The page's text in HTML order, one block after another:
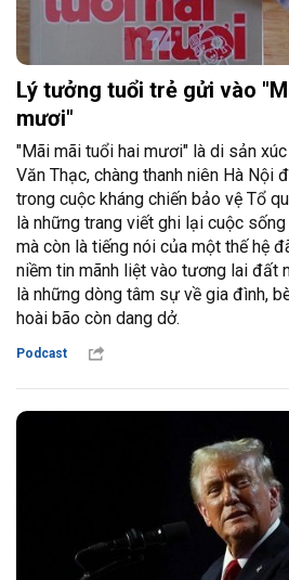
Lý tưởng tuổi trẻ gửi vào
mươi"
"Mãi mãi tuổi hai mươi" là di sản
Văn Thạc, chàng thanh niên Hà Nội
trong cuộc kháng chiến bảo vệ Tổ
là những trang viết ghi lại cuộc
mà còn là tiếng nói của một thế hệ
niềm tin mãnh liệt vào tương lai đất
là những dòng tâm sự về gia đình,
hoài bão còn dang dở.
Podcast